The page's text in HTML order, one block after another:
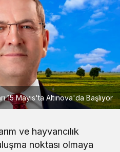
15 Mayıs'ta Altınova'da Başlıyor
ve hayvancılık
noktası olmaya